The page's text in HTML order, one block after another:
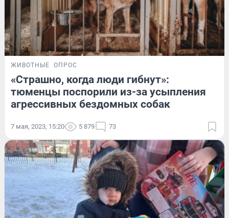
ЖИВОТНЫЕ ОПРОС
«Страшно, когда люди гибнут»:
тюменцы поспорили из-за усыпления
агрессивных бездомных собак
7 мая, 2023, 15:20 5 879 73